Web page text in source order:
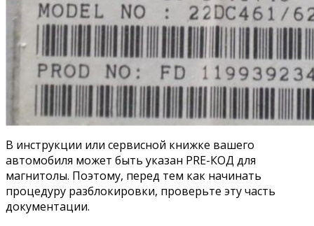
В инструкции или сервисной книжке вашего
автомобиля может быть указан PRE-КОД для
магнитолы. Поэтому, перед тем как начинать
процедуру разблокировки, проверьте эту часть
документации.